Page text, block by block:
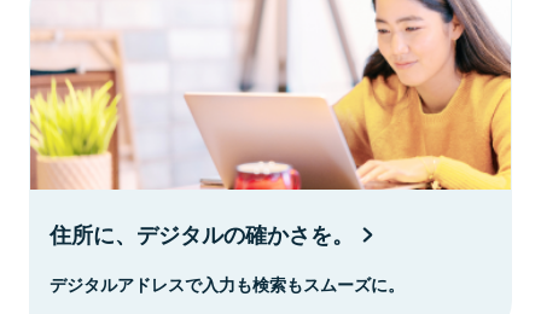
住所に、デジタルの確かさを。
デジタルアドレスで入力も検索もスムーズに。